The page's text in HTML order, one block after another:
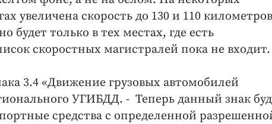
увеличена скорость до 130 и 110 километров
будет только в тех местах, где есть
скоростных магистралей пока не входит.
3.4 «Движение грузовых автомобилей
УГИБДД. - Теперь данный знак
средства с определенной